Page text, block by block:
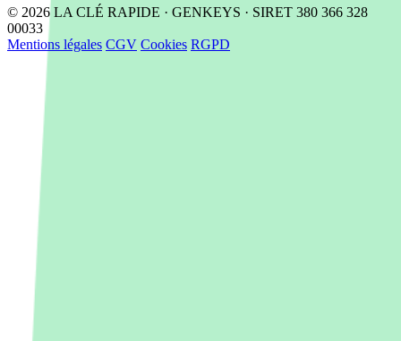
© 2026 LA CLÉ RAPIDE · GENKEYS · SIRET 380 366 328
00033
Mentions légales CGV Cookies RGPD